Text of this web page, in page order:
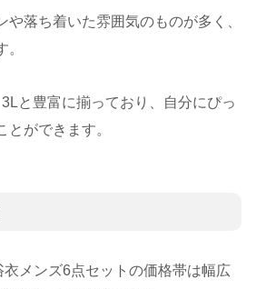
や落ち着いた雰囲気のものが多く、
と豊富に揃っており、自分にぴっ
とができます。
メンズ6点セットの価格帯は幅広